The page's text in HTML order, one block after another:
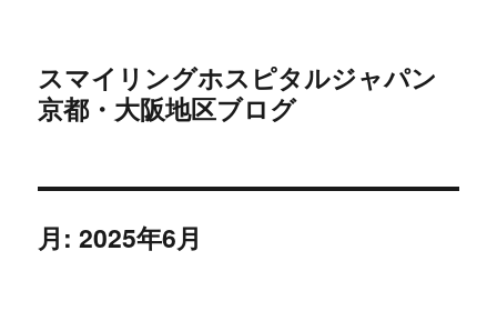
スマイリングホスピタルジャパン
京都・大阪地区ブログ
月:2025年6月